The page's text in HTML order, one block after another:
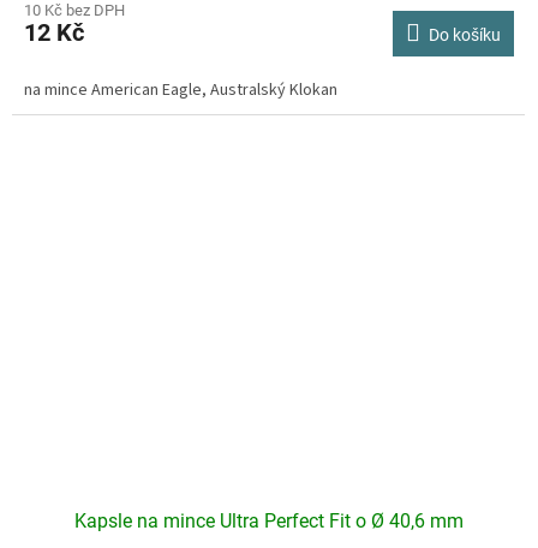
produktu
je
z
10 Kč bez DPH
12 Kč Do košíku
na mince American Eagle, Australský Klokan
Kapsle na mince Ultra Perfect Fit o Ø 40,6 mm